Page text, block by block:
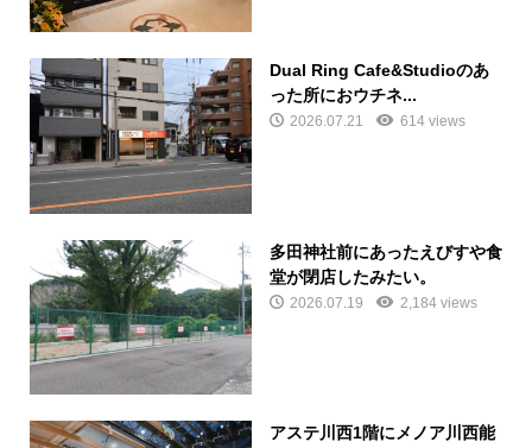
Dual Ring Cafe&Studioのあ
った所におウチネ...
2026.07.21 614 views
多田神社前にあったえびすや食
堂が閉店したみたい。
2026.07.19 2,184 views
アステ川西1階にメノア川西能